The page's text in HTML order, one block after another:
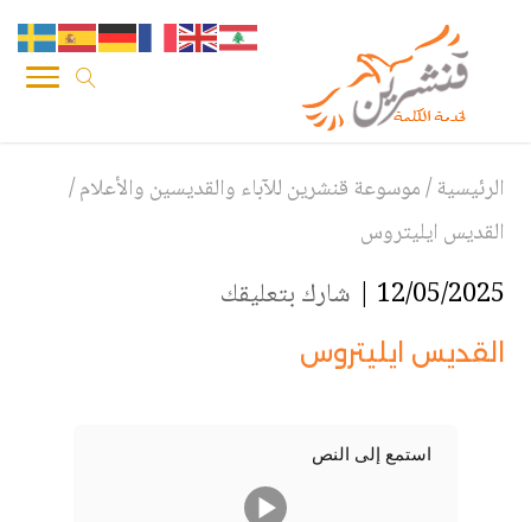
الرئيسية/موسوعة قنشرين للآباء والقديسين والأعلام/
القديس ايليتروس
12/05/2025 | شارك بتعليقك
القديس ايليتروس
استمع إلى النص